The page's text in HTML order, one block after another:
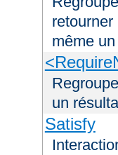
même
un
Satisfy